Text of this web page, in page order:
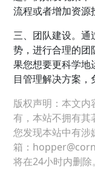
流程或者增加资源
三、团队建设。通
势，进行合理的团
果您想要更科学地
目管理解决方案，
版权声明：本文
有，本站不拥有其
您发现本站中有涉
箱：
将在24小时内删除。